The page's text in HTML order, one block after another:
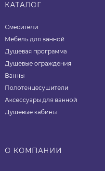
КАТАЛОГ
Смесители
Мебель для ванной
Душевая программа
Душевые ограждения
Ванны
Полотенцесушители
Аксессуары для ванной
Душевые кабины
О КОМПАНИИ